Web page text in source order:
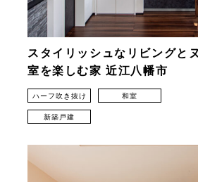
スタイリッシュなリビングと
室を楽しむ家 近江八幡市
ハーフ吹き抜け 和室
新築戸建